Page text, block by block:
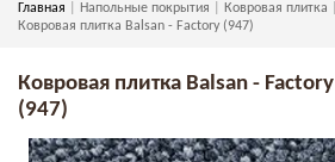
Главная Напольные покрытия
Ковровая плитка
Ковровая плитка Balsan - Factory (947)
Ковровая плитка Balsan - Factory
(947)